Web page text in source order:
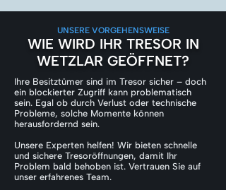
UNSERE VORGEHENSWEISE
WIE WIRD IHR TRESOR IN
WETZLAR GEÖFFNET?
Ihre Besitztümer sind im Tresor sicher – doch
ein blockierter Zugriff kann problematisch
sein. Egal ob durch Verlust oder technische
Probleme, solche Momente können
herausfordernd sein.
Unsere Experten helfen! Wir bieten schnelle
und sichere Tresoröffnungen, damit Ihr
Problem bald behoben ist. Vertrauen Sie auf
unser erfahrenes Team.